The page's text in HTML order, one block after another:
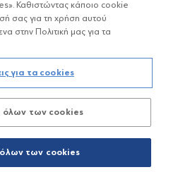
Eurobank ΑΕΔΑΚ
Δεδομένων
χρήσης
cookies
Καθιστώντας κάποιο cookie
σας για τη χρήση αυτού
στην Πολιτική μας για τα
για τα cookies
όλων των cookies
των cookies